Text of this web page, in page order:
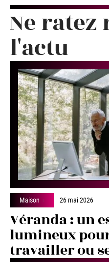
Ne ratez
l'actu
Maison 26 mai 2026
Véranda : un
lumineux
travailler ou